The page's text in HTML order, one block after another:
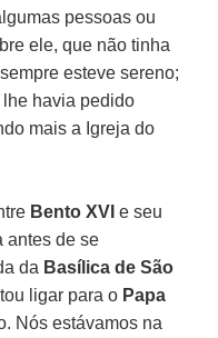
pessoas ou
ele, que não tinha
esteve sereno;
havia pedido
mais a Igreja do
Bento XVIe seu
antes de se
da Basílica de São
ligar para o Papa
Nós estávamos na